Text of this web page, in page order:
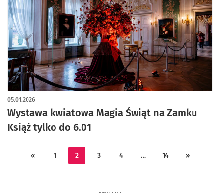
Wystawa kwiatowa Magia Świąt na Zamku
Książ tylko do 6.01
05.01.2026
artykuł z galerią zdjęć
« 1 2 3 4 … 14 »